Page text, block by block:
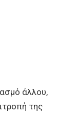
άλλου,
της